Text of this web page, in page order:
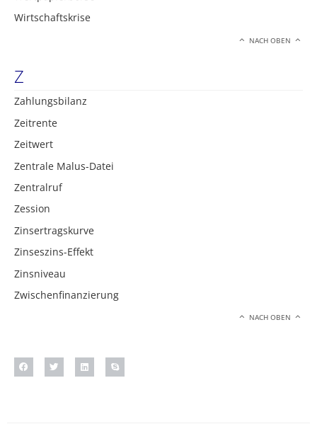
Wirtschaftskrise
NACH OBEN
Z
Zahlungsbilanz
Zeitrente
Zeitwert
Zentrale Malus-Datei
Zentralruf
Zession
Zinsertragskurve
Zinseszins-Effekt
Zinsniveau
Zwischenfinanzierung
NACH OBEN